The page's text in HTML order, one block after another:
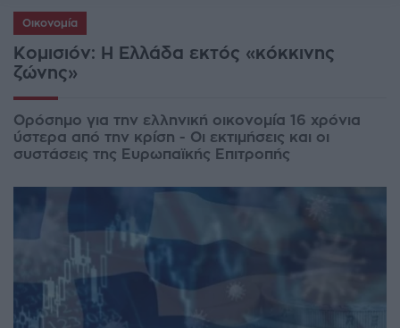
Οικονομία
Κομισιόν: Η Ελλάδα εκτός «κόκκινης
ζώνης»
Ορόσημο για την ελληνική οικονομία 16 χρόνια
ύστερα από την κρίση - Οι εκτιμήσεις και οι
συστάσεις της Ευρωπαϊκής Επιτροπής